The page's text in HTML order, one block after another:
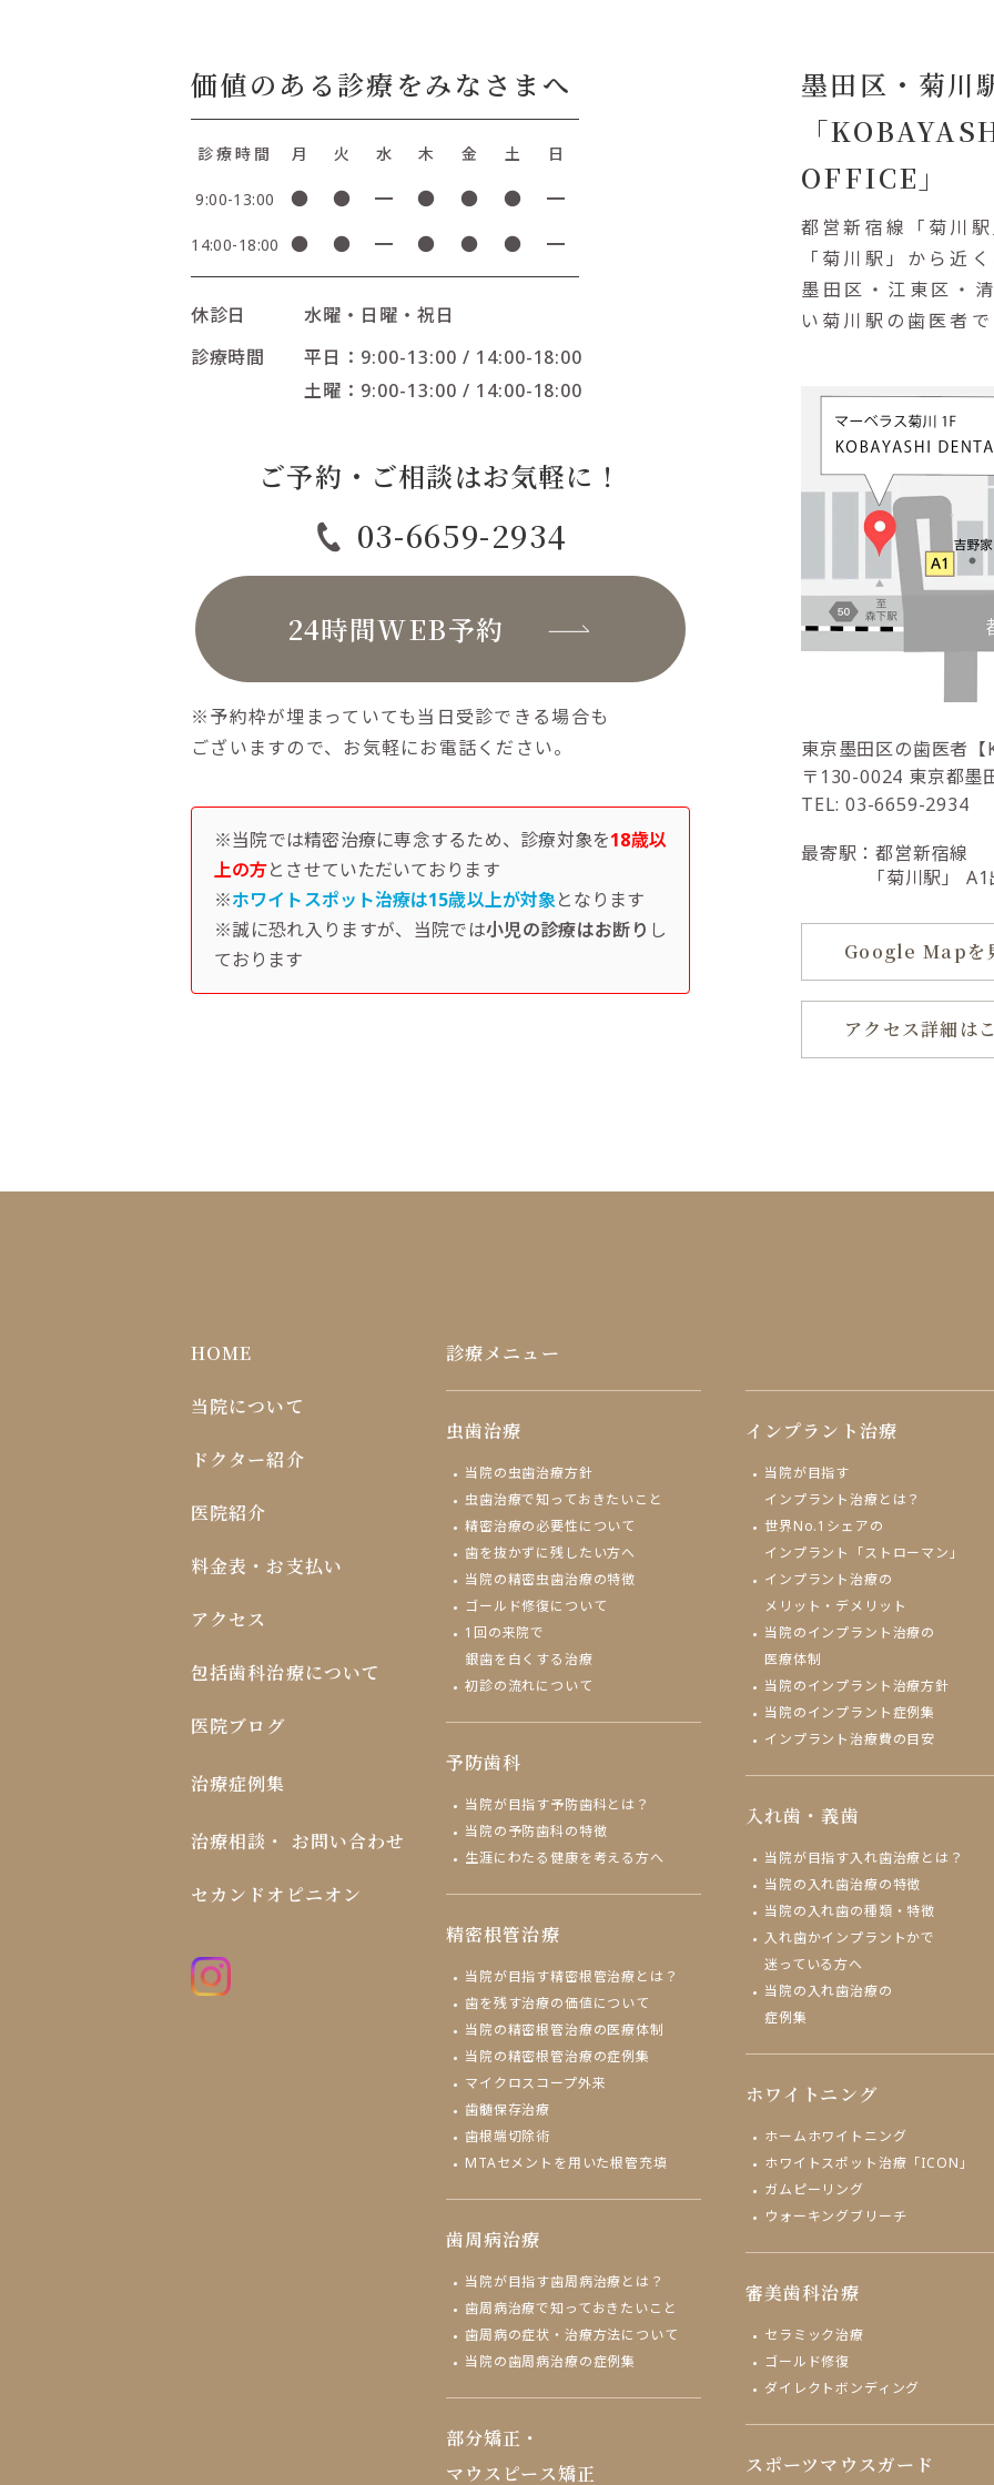
価値のある診療をみなさまへ
診療時間 月 火 水 木 金 土 日
9:00-13:00 ● ● ━ ● ● ● ━
14:00-18:00 ● ● ━ ● ● ● ━
休診日
水曜・日曜・祝日
診療時間
平日：9:00-13:00 / 14:00-18:00
土曜：9:00-13:00 / 14:00-18:00
ご予約・ご相談はお気軽に！
03-6659-2934
24時間WEB予約
※予約枠が埋まっていても当日受診できる場合も
ございますので、お気軽にお電話ください。
※当院では精密治療に専念するため、診療対象を18歳以
上の方とさせていただいております
※ホワイトスポット治療は15歳以上が対象となります
※誠に恐れ入りますが、当院では小児の診療はお断り し
ております
墨田区・菊川
「
OFFICE」
都営新宿線「菊川
「菊川駅」から近
墨田区・江東区・
い菊川駅の歯医者
東京墨田区の歯医者
〒130-0024 東京都墨
TEL: 03-6659-2934
最寄駅：都営新宿線
「菊川駅」
A1
Google Mapを
アクセス詳細は
HOME
当院について
ドクター紹介
医院紹介
料金表・お支払い
アクセス
包括歯科治療について
医院ブログ
治療症例集
治療相談・ お問い合わせ
セカンドオピニオン
診療メニュー
虫歯治療
当院の虫歯治療方針
虫歯治療で知っておきたいこと
精密治療の必要性について
歯を抜かずに残したい方へ
当院の精密虫歯治療の特徴
ゴールド修復について
1回の来院で
銀歯を白くする治療
初診の流れについて
予防歯科
当院が目指す予防歯科とは？
当院の予防歯科の特徴
生涯にわたる健康を考える方へ
精密根管治療
当院が目指す精密根管治療とは？
歯を残す治療の価値について
当院の精密根管治療の医療体制
当院の精密根管治療の症例集
マイクロスコープ外来
⻭髄保存治療
歯根端切除術
MTAセメントを用いた根管充填
歯周病治療
当院が目指す歯周病治療とは？
歯周病治療で知っておきたいこと
歯周病の症状・治療方法について
当院の歯周病治療の症例集
部分矯正・
マウスピース矯正
インプラント治療
当院が目指す
インプラント治療とは？
世界No.1シェアの
インプラント「ストローマン」
インプラント治療の
メリット・デメリット
当院のインプラント治療の
医療体制
当院のインプラント治療方針
当院のインプラント症例集
インプラント治療費の目安
入れ歯・義歯
当院が目指す入れ歯治療とは？
当院の入れ歯治療の特徴
当院の入れ歯の種類・特徴
入れ歯かインプラントかで
迷っている方へ
当院の入れ歯治療の
症例集
ホワイトニング
ホームホワイトニング
ホワイトスポット治療「ICON」
ガムピーリング
ウォーキングブリーチ
審美歯科治療
セラミック治療
ゴールド修復
ダイレクトボンディング
スポーツマウスガード